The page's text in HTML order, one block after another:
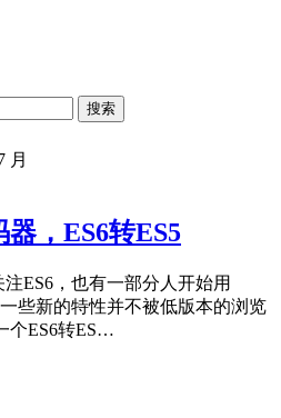
搜索
月
，ES6转ES5
ES6，也有一部分人开始用
些新的特性并不被低版本的浏览
个ES6转ES…